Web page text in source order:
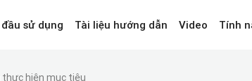
sử dụng Tài liệu hướng dẫn Video Tính
hiện mục tiêu